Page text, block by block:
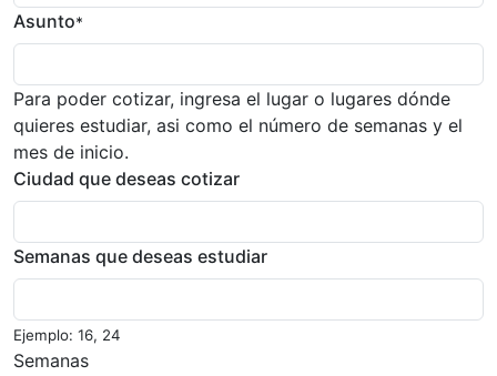
Asunto*
Para poder cotizar, ingresa el lugar o lugares dónde
quieres estudiar, asi como el número de semanas y el
mes de inicio.
Ciudad que deseas cotizar
Semanas que deseas estudiar
Ejemplo: 16, 24
Semanas